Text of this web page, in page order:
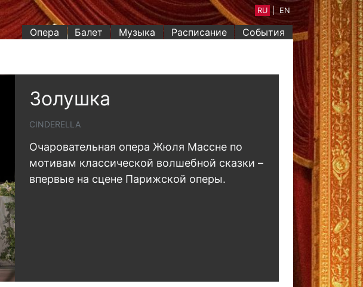
Опера Балет Музыка Расписание События
RU | EN
Золушка
CINDERELLA
Очаровательная опера Жюля Массне по
мотивам классической волшебной сказки –
впервые на сцене Парижской оперы.